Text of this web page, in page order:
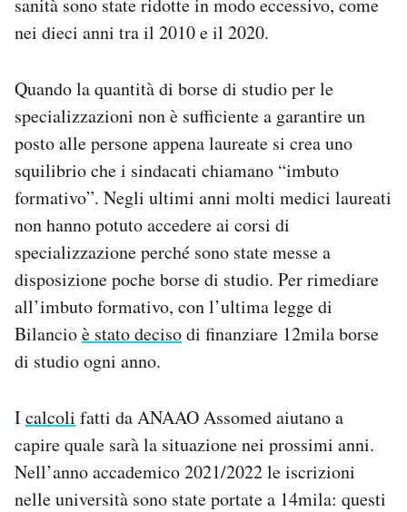
sanità sono state ridotte in modo eccessivo, come
nei dieci anni tra il 2010 e il 2020.
Quando la quantità di borse di studio per le
specializzazioni non è sufficiente a garantire un
posto alle persone appena laureate si crea uno
squilibrio che i sindacati chiamano “imbuto
formativo”. Negli ultimi anni molti medici laureati
non hanno potuto accedere ai corsi di
specializzazione perché sono state messe a
disposizione poche borse di studio. Per rimediare
all’imbuto formativo, con l’ultima legge di
Bilancioè stato decisodi finanziare 12mila borse
di studio ogni anno.
Icalcoli fatti da ANAAO Assomed aiutano a
capire quale sarà la situazione nei prossimi anni.
Nell’anno accademico 2021/2022 le iscrizioni
nelle università sono state portate a 14mila: questi